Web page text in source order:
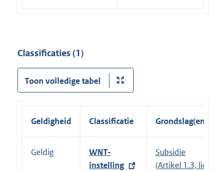
Classificaties (1)
Toon volledige tabel
Geldigheid Classificatie Grondslag(en)
Geldig
E
x
WNT-
instelling
Subsidie
(Artikel 1.3, lid